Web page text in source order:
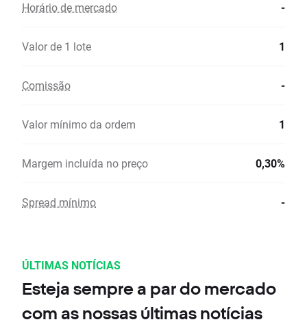
Horário de mercado -
Valor de 1 lote 1
Comissão -
Valor mínimo da ordem 1
Margem incluída no preço 0,30%
Spread mínimo -
ÚLTIMAS NOTÍCIAS
Esteja sempre a par do mercado
com as nossas últimas notícias